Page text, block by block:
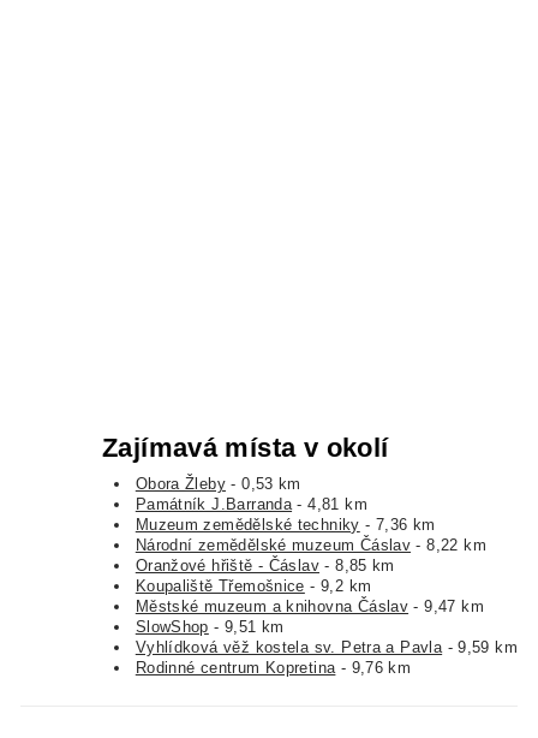
Zajímavá místa v okolí
Obora Žleby - 0,53 km
Památník J.Barranda- 4,81 km
Muzeum zemědělské techniky - 7,36 km
Národní zemědělské muzeum Čáslav - 8,22 km
Oranžové hřiště - Čáslav - 8,85 km
Koupaliště Třemošnice - 9,2 km
Městské muzeum a knihovna Čáslav - 9,47 km
SlowShop - 9,51 km
Vyhlídková věž kostela sv. Petra a Pavla- 9,59 km
Rodinné centrum Kopretina- 9,76 km